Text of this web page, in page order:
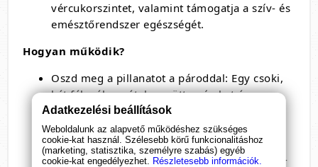
vércukorszintet, valamint támogatja a szív- és
emésztőrendszer egészségét.
Hogyan működik?
Oszd meg a pillanatot a pároddal: Egy csoki,
két fél – élvezzétek együtt az ízeket és a
pillanatot.
Kapcsolódjatok tudatosan: Nyissátok meg az
applikációt, ahol izgalmas kérdések és
feladatok várnak rátok, hogy a következő 30-
Adatkezelési beállítások
Weboldalunk az alapvető működéshez szükséges
cookie-kat használ. Szélesebb körű funkcionalitáshoz
(marketing, statisztika, személyre szabás) egyéb
cookie-kat engedélyezhet. Részletesebb információk.